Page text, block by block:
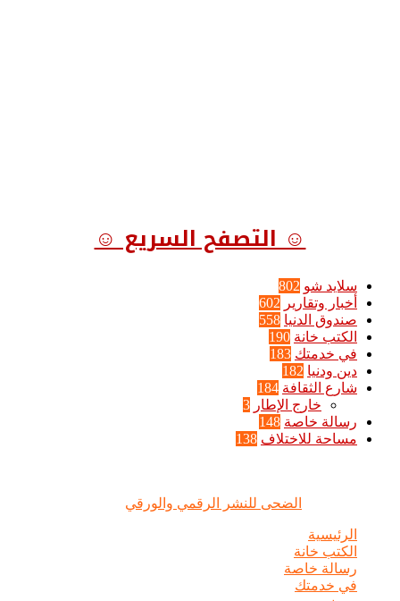
☺ التصفح السريع ☺
سلايد شو 802
أخبار وتقارير 602
صندوق الدنيا 558
الكتب خانة 190
في خدمتك 183
دين ودنيا 182
شارع الثقافة 184
خارج الإطار 3
رسالة خاصة 148
مساحة للاختلاف 138
الضحى للنشر الرقمي والورقي
الرئيسية
الكتب خانة
رسالة خاصة
في خدمتك